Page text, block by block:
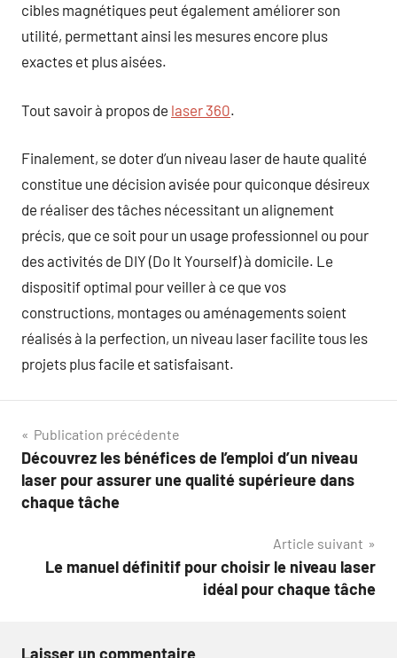
cibles magnétiques peut également améliorer son
utilité, permettant ainsi les mesures encore plus
exactes et plus aisées.
Tout savoir à propos de laser 360.
Finalement, se doter d’un niveau laser de haute qualité
constitue une décision avisée pour quiconque désireux
de réaliser des tâches nécessitant un alignement
précis, que ce soit pour un usage professionnel ou pour
des activités de DIY (Do It Yourself) à domicile. Le
dispositif optimal pour veiller à ce que vos
constructions, montages ou aménagements soient
réalisés à la perfection, un niveau laser facilite tous les
projets plus facile et satisfaisant.
Navigation
de
l’article
Publication précédente
Découvrez les bénéfices de l’emploi d’un niveau
laser pour assurer une qualité supérieure dans
chaque tâche
Article suivant
Le manuel définitif pour choisir le niveau laser
idéal pour chaque tâche
Laisser un commentaire